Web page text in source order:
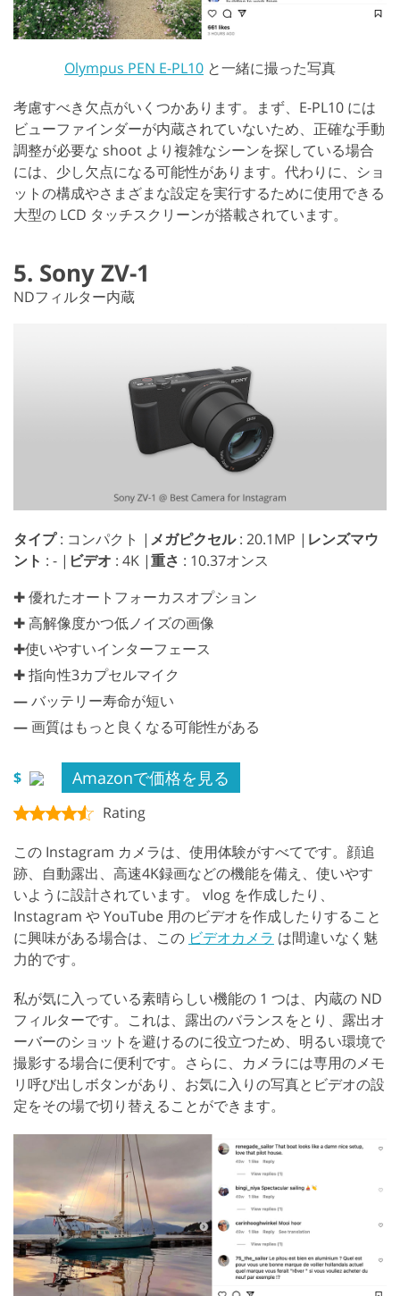
Olympus PEN E-PL10 と一緒に撮った写真
考慮すべき欠点がいくつかあります。まず、E-PL10 には
ビューファインダーが内蔵されていないため、正確な手動
調整が必要な shoot より複雑なシーンを探している場合
には、少し欠点になる可能性があります。代わりに、ショ
ットの構成やさまざまな設定を実行するために使用できる
大型の LCD タッチスクリーンが搭載されています。
5. Sony ZV-1
NDフィルター内蔵
タイプ: コンパクト | メガピクセル: 20.1MP | レンズマウ
ント : - | ビデオ : 4K |重さ : 10.37オンス
✚ 優れたオートフォーカスオプション
✚ 高解像度かつ低ノイズの画像
✚使いやすいインターフェース
✚ 指向性3カプセルマイク
—バッテリー寿命が短い
—画質はもっと良くなる可能性がある
$ Amazonで価格を見る
Rating
この Instagram カメラは、使用体験がすべてです。顔追
跡、自動露出、高速4K録画などの機能を備え、使いやす
いように設計されています。 vlog を作成したり、
Instagram や YouTube 用のビデオを作成したりすること
に興味がある場合は、この ビデオカメラ は間違いなく魅
力的です。
私が気に入っている素晴らしい機能の 1 つは、内蔵の ND
フィルターです。これは、露出のバランスをとり、露出オ
ーバーのショットを避けるのに役立つため、明るい環境で
撮影する場合に便利です。さらに、カメラには専用のメモ
リ呼び出しボタンがあり、お気に入りの写真とビデオの設
定をその場で切り替えることができます。